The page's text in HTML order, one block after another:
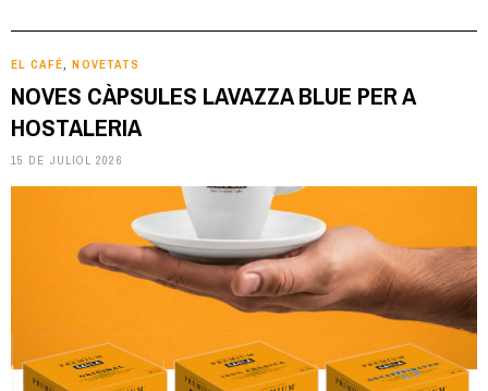
EL CAFÉ NOVETATS
NOVES CÀPSULES LAVAZZA BLUE PER A
HOSTALERIA
15 DE JULIOL 2026